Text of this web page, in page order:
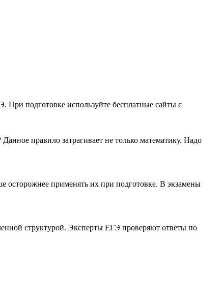
При подготовке используйте бесплатные сайты с
правило затрагивает не только математику. Надо
осторожнее применять их при подготовке. В экзамены
структурой. Эксперты ЕГЭ проверяют ответы по